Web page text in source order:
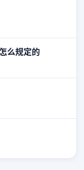
么规定的